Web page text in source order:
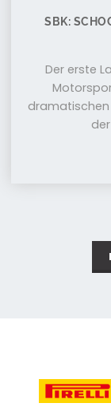
SBK:
Der erste
dramatischen